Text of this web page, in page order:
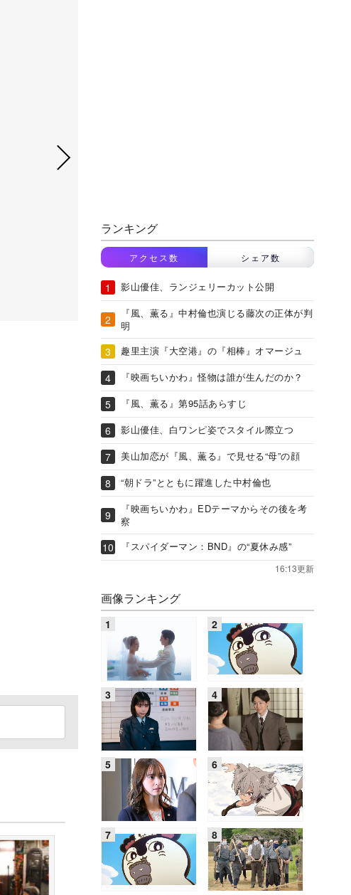
ランキング
アクセス数 シェア数
影山優佳、ランジェリーカット公開
『風、薫る』中村倫也演じる藤次の正体が判
明
趣里主演『大空港』の『相棒』オマージュ
『映画ちいかわ』怪物は誰が生んだのか？
『風、薫る』第95話あらすじ
影山優佳、白ワンピ姿でスタイル際立つ
美山加恋が『風、薫る』で見せる“母”の顔
“朝ドラ”とともに躍進した中村倫也
『映画ちいかわ』EDテーマからその後を考
察
『スパイダーマン：BND』の“夏休み感”
16:13更新
画像ランキング